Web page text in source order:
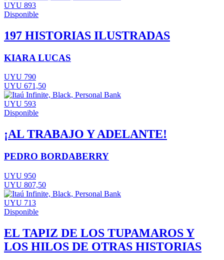
UYU 893
Disponible
197 HISTORIAS ILUSTRADAS
KIARA LUCAS
UYU 790
UYU 671,50
UYU 593
Disponible
¡AL TRABAJO Y ADELANTE!
PEDRO BORDABERRY
UYU 950
UYU 807,50
UYU 713
Disponible
EL TAPIZ DE LOS TUPAMAROS Y
LOS HILOS DE OTRAS HISTORIAS